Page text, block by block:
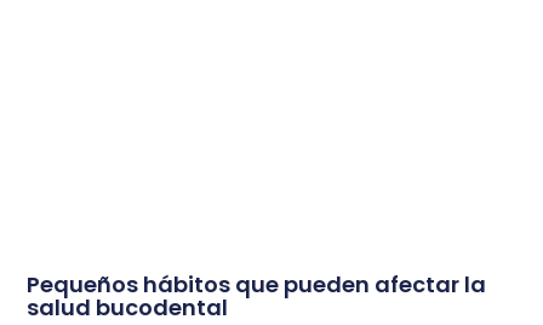
Pequeños hábitos que pueden afectar la
salud bucodental